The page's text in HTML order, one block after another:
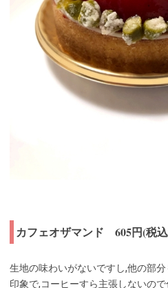
カフェオザマンド 605円(税
生地の味わいがないですし,他の部
印象で,コーヒーすら主張しないの